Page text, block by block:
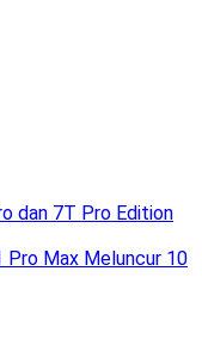
dan 7T Pro Edition
Pro Max Meluncur 10